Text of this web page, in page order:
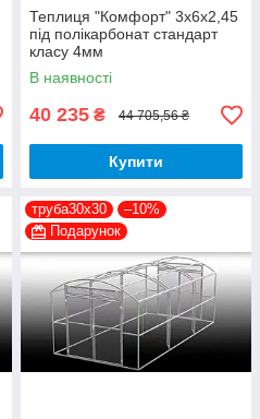
Теплиця "Комфорт" 3х6х2,45
під полікарбонат стандарт
класу 4мм
В наявності
40 235 ₴ 44 705,56 ₴
Купити
труба30х30
–10%
Подарунок